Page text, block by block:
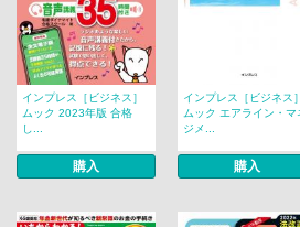
インプレス［ビジネス］
ムック 2023年版 合格
し...
購入
インプレス［ビジネス］
ムック エアライン・マ
ジメ...
購入